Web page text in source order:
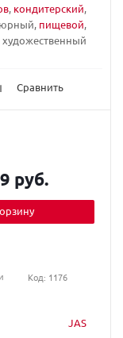
, кондитерский,
пищевой,
художественный
Сравнить
JAS
руб.
Код: 1176